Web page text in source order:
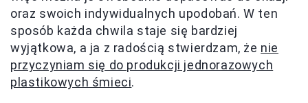
oraz swoich indywidualnych upodobań. W ten
sposób każda chwila staje się bardziej
wyjątkowa, a ja z radością stwierdzam, że nie
przyczyniam się do produkcji jednorazowych
plastikowych śmieci.